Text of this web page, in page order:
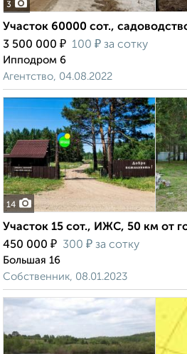
3
Участок 60000 сот.,
3 500 000 ₽ 100 ₽ за сотку
Ипподром 6
Агентство, 04.08.2022
14
Участок 15 сот., ИЖС, 50 км от
450 000 ₽ 300 ₽ за сотку
Большая 16
Собственник, 08.01.2023